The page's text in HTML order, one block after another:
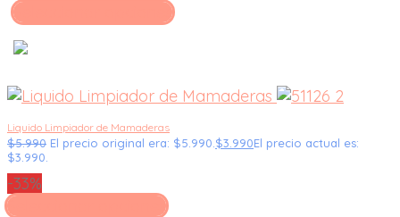
Seleccionar opciones
Liquido Limpiador de Mamaderas
$5.990 El precio original era: $5.990. $3.990El precio actual es:
$3.990.
-33%
Seleccionar opciones